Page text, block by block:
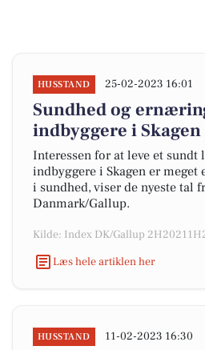
HUSSTAND 25-02-2023 16:01
Sundhed og
indbyggere i Skagen
Interessen for at leve et sundt
indbyggere i Skagen er meget
i sundhed, viser de nyeste tal
Danmark/Gallup.
Kilde: Index DK/Gallup
Læs hele artiklen her
HUSSTAND 11-02-2023 16:30